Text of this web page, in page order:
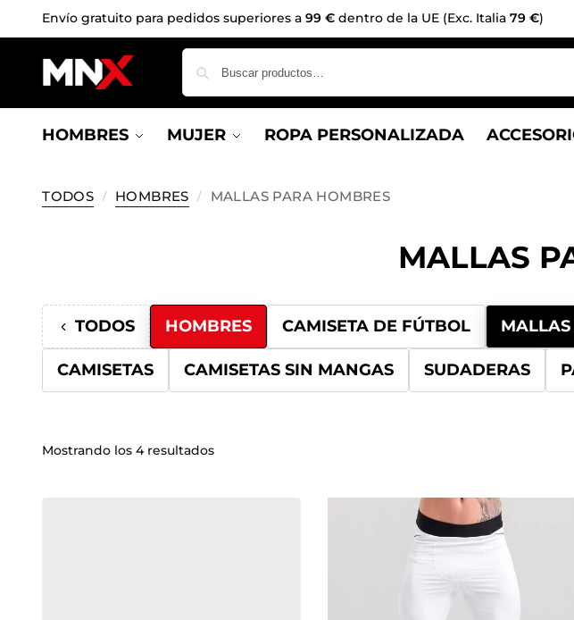
Envío gratuito para pedidos superiores a99 € dentro de la UE (Exc. Italia79 €)
HOMBRES MUJER ROPA PERSONALIZADA
TODOS / HOMBRES / MALLAS PARA HOMBRES
MALLAS
TODOS HOMBRES CAMISETA DE FÚTBOL
CAMISETAS CAMISETAS SIN MANGAS SUDADERAS
Mostrando los 4 resultados